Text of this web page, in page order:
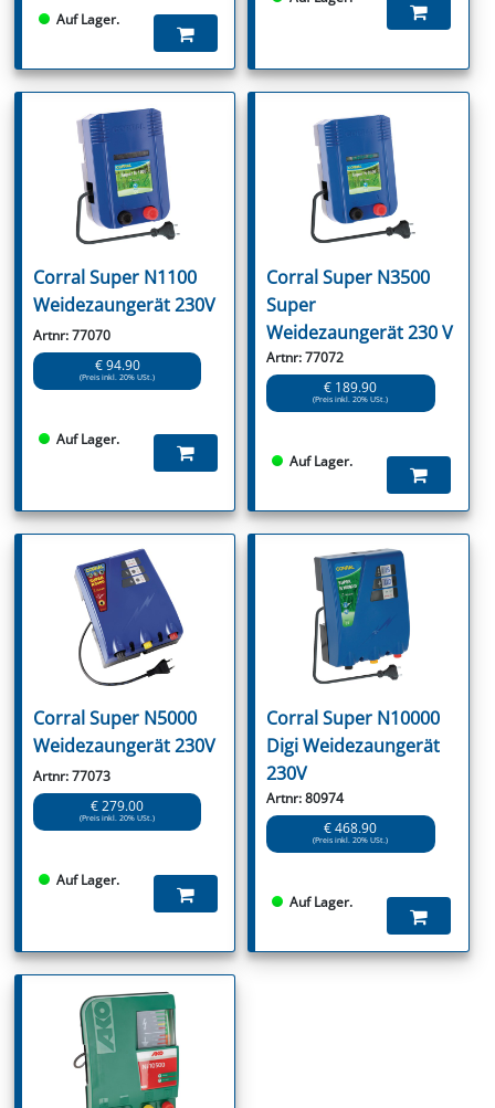
Auf Lager.
Corral Super N1100
Weidezaungerät 230V
Artnr: 77070
€ 94.90
(Preis inkl. 20% USt.)
Auf Lager.
Corral Super N3500
Super
Weidezaungerät 230 V
Artnr: 77072
€ 189.90
(Preis inkl. 20% USt.)
Auf Lager.
Corral Super N5000
Weidezaungerät 230V
Artnr: 77073
€ 279.00
(Preis inkl. 20% USt.)
Auf Lager.
Corral Super N10000
Digi Weidezaungerät
230V
Artnr: 80974
€ 468.90
(Preis inkl. 20% USt.)
Auf Lager.